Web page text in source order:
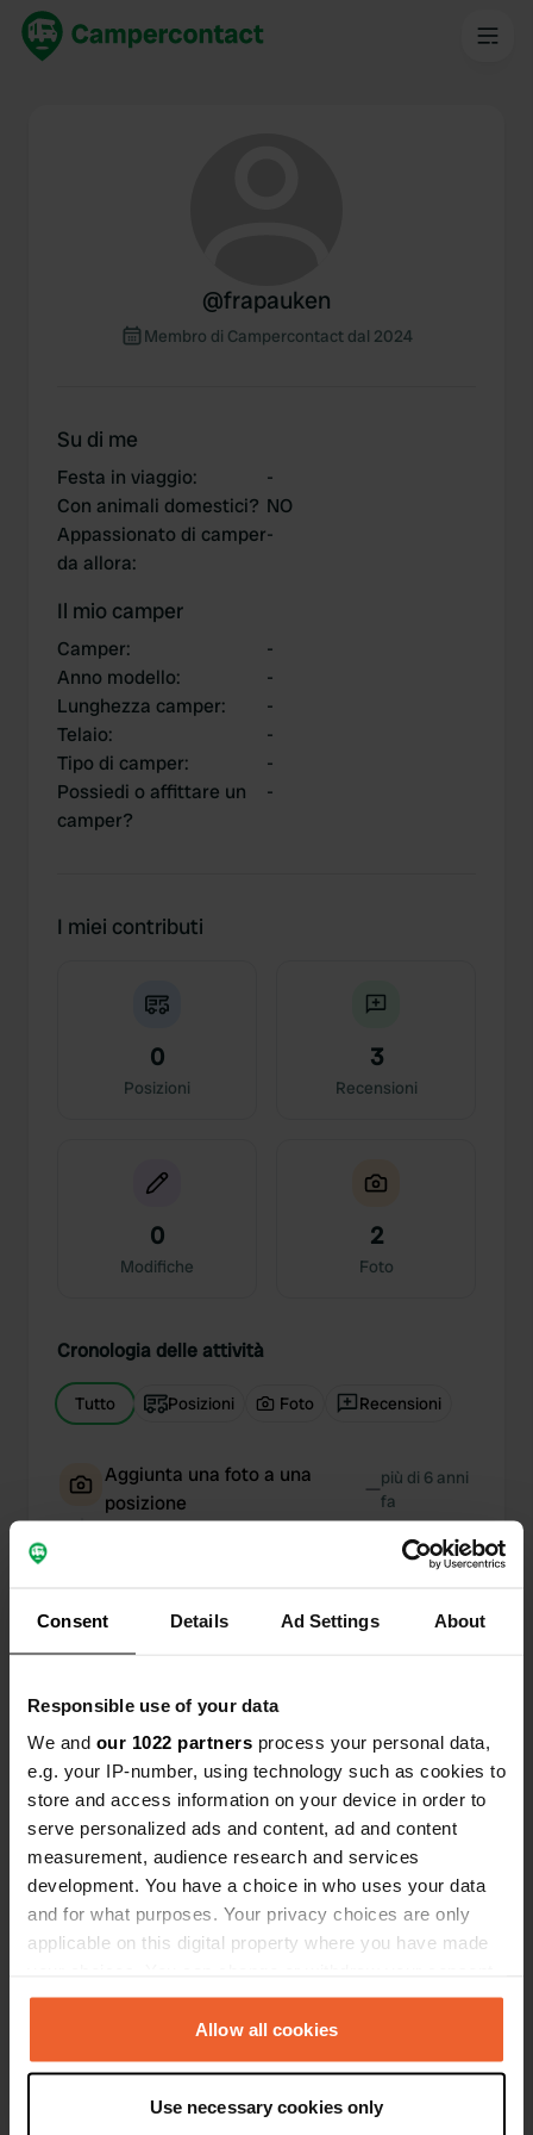
Consent Details Ad Settings About
Responsible use of your data
We and our 1022 partners process your personal data,
e.g. your IP-number, using technology such as cookies to
store and access information on your device in order to
serve personalized ads and content, ad and content
measurement, audience research and services
development. You have a choice in who uses your data
and for what purposes. Your privacy choices are only
applicable on this digital property where you have made
any time from the Cookie Declaration or by clicking on
the Privacy trigger icon.
Collect information about your geographical location
Allow all cookies
Use necessary cookies only
@frapauken
Membro di Campercontact dal 2024
Su di me
Festa in viaggio:
-
Con animali domestici? NO
Appassionato di camper
da allora:
-
Il mio camper
Camper:
-
Anno modello:
-
Lunghezza camper:
-
Telaio:
-
Tipo di camper:
-
Possiedi o affittare un
camper?
-
I miei contributi
0
Posizioni
3
Recensioni
0
Modifiche
2
Foto
Cronologia delle attività
Tutto Posizioni Foto Recensioni
Aggiunta una foto a una
posizione
—più di 6 anni
fa
Aggiunta una foto a una
posizione
— più di 6 anni
fa